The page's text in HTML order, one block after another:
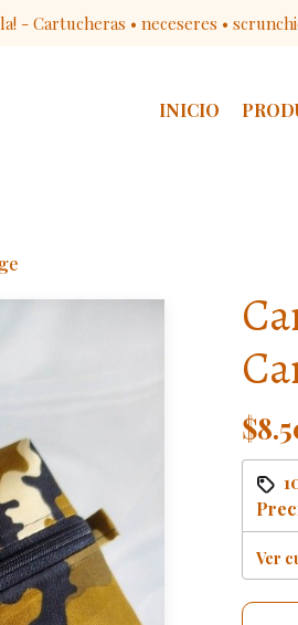
- Cartucheras • neceseres •
INICIO
Ver